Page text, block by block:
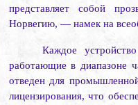
представляет собой
Норвегию, — намек на
Каждое устройство
работающие в диа­пазоне
отведен для
лицензирования, что